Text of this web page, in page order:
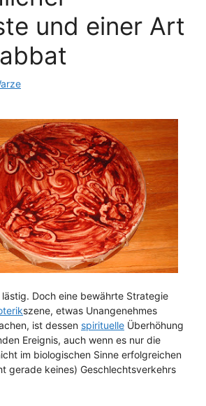
und einer Art
Doch eine bewährte Strategie
szene, etwas Unangenehmes
ist dessen spirituelle Überhöhung
Ereignis, auch wenn es nur die
im biologischen Sinne erfolgreichen
gerade keines) Geschlechtsverkehrs